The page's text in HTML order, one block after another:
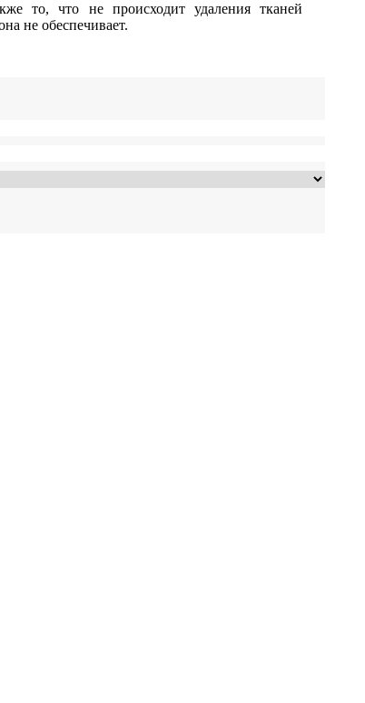
то, что не происходит удаления тканей
не обеспечивает.